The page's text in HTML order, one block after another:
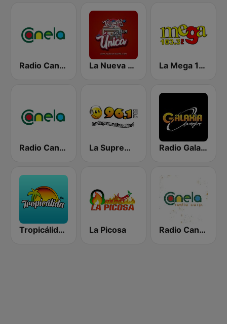
Radio Canela Guayas La Nueva Unica 94.5 FM La Mega 103.3 FM
Radio Canela Azuay La Suprema Estacion 96.1 FM Radio Galaxia
Tropicálida FM La Picosa Radio Canela Quito